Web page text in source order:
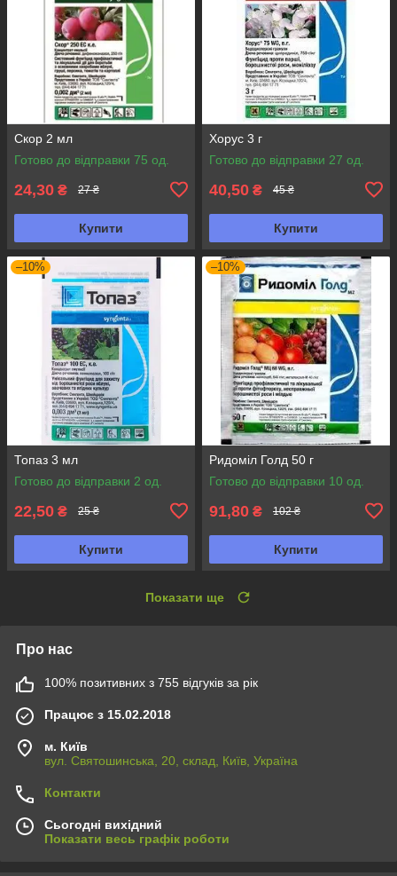
Скор 2 мл
Готово до відправки 75 од.
24,30 ₴ 27 ₴
Купити
Хорус 3 г
Готово до відправки 27 од.
40,50 ₴ 45 ₴
Купити
–10%
Топаз 3 мл
Готово до відправки 2 од.
22,50 ₴ 25 ₴
Купити
–10%
Ридоміл Голд 50 г
Готово до відправки 10 од.
91,80 ₴ 102 ₴
Купити
Показати ще
Про нас
100% позитивних з 755 відгуків за рік
Працює з 15.02.2018
м. Київ
вул. Святошинська, 20, склад, Київ, Україна
Контакти
Сьогодні вихідний
Показати весь графік роботи